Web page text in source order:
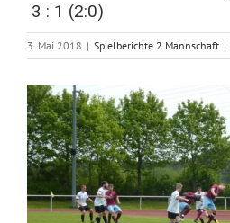
3 : 1 (2:0)
3. Mai 2018 | Spielberichte 2.Mannschaft |
Zeige
grösseres
Bild